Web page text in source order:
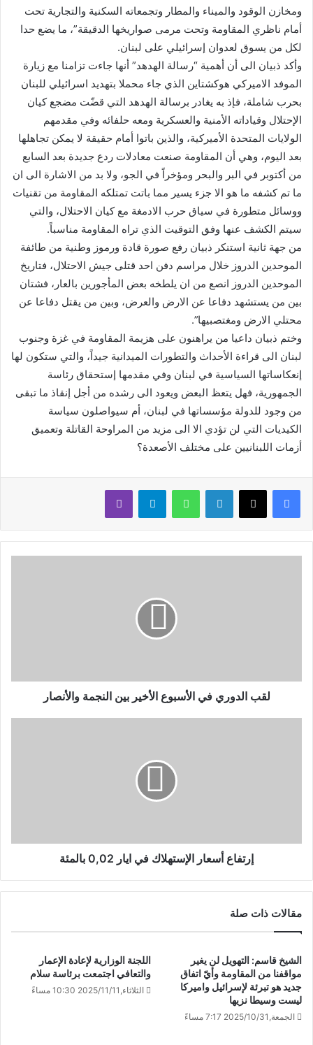
ومخازن الوقود والميناء والمطار وتجمعاته السكنية والتجارية تحت
أمام ناظري المقاومة وتحت مرمى صواريخها الدقيقة”، ما يضع حدا
لكل من يسوق لعدوان إسرائيلي على لبنان.
وأكد ذبيان الى أن أهمية “رسالة الهدهد” أنها جاءت تزامنا مع زيارة
الموفد الاميركي هوكشتاين الذي جاء محملا بتهديد اسرائيلي للبنان
بحرب شاملة، فإذ به يغادر برسالة الهدهد التي قضّت مضجع كيان
الإحتلال وقياداته الأمنية والعسكرية ومعه حلفائه وفي مقدمهم
الولايات المتحدة الأميركية، والذين باتوا أمام حقيقة لا يمكن تجاهلها
بعد اليوم، وهي أن المقاومة صنعت معادلات ردع جديدة بعد السابع
من أكتوبر في البر والبحر ومؤخراً في الجو، ولا بد من الاشارة الى ان
ما تم كشفه ما هو الا جزء يسير مما باتت تمتلكه المقاومة من تقنيات
ووسائل متطورة في سياق حرب الادمغة مع كيان الاحتلال، والتي
سيتم الكشف عنها وفق التوقيت الذي تراه المقاومة مناسباً.
من جهة ثانية استنكر ذبيان رفع صورة قادة ورموز وطنية من طائفة
الموحدين الدروز خلال مراسم دفن احد قتلى جيش الاحتلال، فتاريخ
الموحدين الدروز انصع من ان يلطخه بعض المأجورين بالعار، فشتان
بين من يستشهد دفاعا عن الارض والعرض، وبين من يقتل دفاعا عن
محتلي الارض ومغتصبيها”.
وختم ذبيان داعيا من يراهنون على هزيمة المقاومة في غزة وجنوب
لبنان الى قراءة الأحداث والتطورات الميدانية جيداً، والتي ستكون لها
إنعكاساتها السياسية في لبنان وفي مقدمها إستحقاق رئاسة
الجمهورية، فهل يتعظ البعض ويعود الى رشده من أجل إنقاذ ما تبقى
من وجود للدولة مؤسساتها في لبنان، أم سيواصلون سياسة
الكيديات التي لن تؤدي الا الى مزيد من المراوحة القاتلة وتعميق
أزمات اللبنانيين على مختلف الأصعدة؟
لينكدإن واتساب تيلقرام ڤايبر
لقب الدوري في الأسبوع الأخير بين النجمة والأنصار
إرتفاع أسعار الإستهلاك في ايار 0,02 بالمئة
مقالات ذات صلة
الشيخ قاسم: التهويل لن يغير
مواقفنا من المقاومة وأيّ اتفاق
جديد هو تبرئة لإسرائيل واميركا
ليست وسيطا نزيها
الجمعة,2025/10/31 7:17 مساءً
اللجنة الوزارية لإعادة الإعمار
والتعافي اجتمعت برئاسة سلام
الثلاثاء,2025/11/11 10:30 مساءً